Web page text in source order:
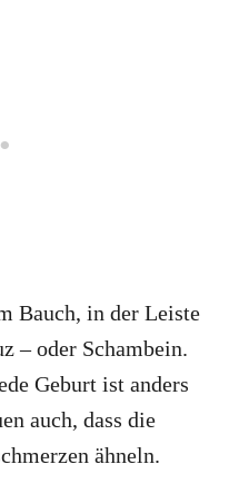
Bauch, in der Leiste
– oder Schambein.
Geburt ist anders
auch, dass die
ähneln.